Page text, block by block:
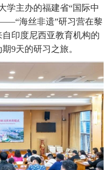
学主办的福建省“国际中
海丝非遗”研习营在黎
印度尼西亚教育机构的
9天的研习之旅。